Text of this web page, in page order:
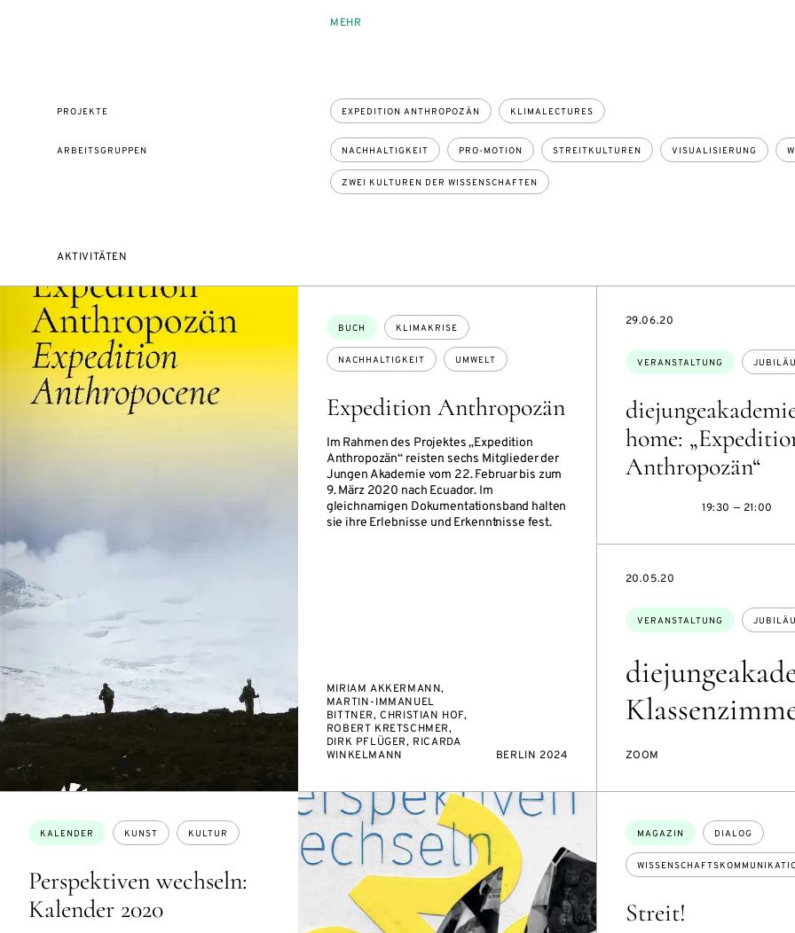
MEHR
PROJEKTE EXPEDITION ANTHROPOZÄN KLIMALECTURES
ARBEITSGRUPPEN NACHHALTIGKEIT PRO-MOTION STREITKULTUREN VISUALISIERUNG
ZWEI KULTUREN DER WISSENSCHAFTEN
AKTIVITÄTEN
Expedition Anthropozän
Im Rahmen des Projektes „Expedition
Anthropozän“ reisten sechs Mitglieder der
Jungen Akademie vom 22. Februar bis zum
9. März 2020 nach Ecuador. Im
gleichnamigen Dokumentationsband halten
sie ihre Erlebnisse und Erkenntnisse fest.
Themen:
BUCH KLIMAKRISE
NACHHALTIGKEIT UMWELT
MIRIAM AKKERMANN,
MARTIN-IMMANUEL
BITTNER, CHRISTIAN HOF,
ROBERT KRETSCHMER,
DIRK PFLÜGER, RICARDA
WINKELMANN
BERLIN 2024
home:
Anthropozän“
Themen:
VERANSTALTUNG
EVENTBEGINSON
29.06.20
19:30 — 21:00
Themen:
VERANSTALTUNG
EVENTBEGINSON
20.05.20
ZOOM
Perspektiven wechseln:
Kalender 2020
Themen:
KALENDER KUNST KULTUR
Streit!
Themen:
MAGAZIN DIALOG